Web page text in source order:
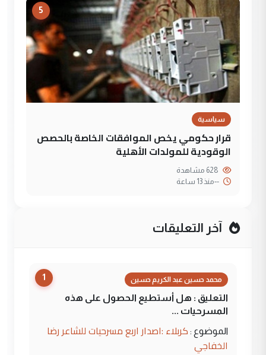
5
سياسية
قرار حكومي يخص الموافقات الخاصة بالحصص
الوقودية للمولدات الأهلية
--منذ 13 ساعة
آخر التعليقات
1 محمد حسين عبد الكريم حسين
التعليق : هل أستطيع الحصول على هذه
المسرحيات ...
الموضوع : كربلاء :اصدار اربع مسرحيات للشاعر رضا
الخفاجي